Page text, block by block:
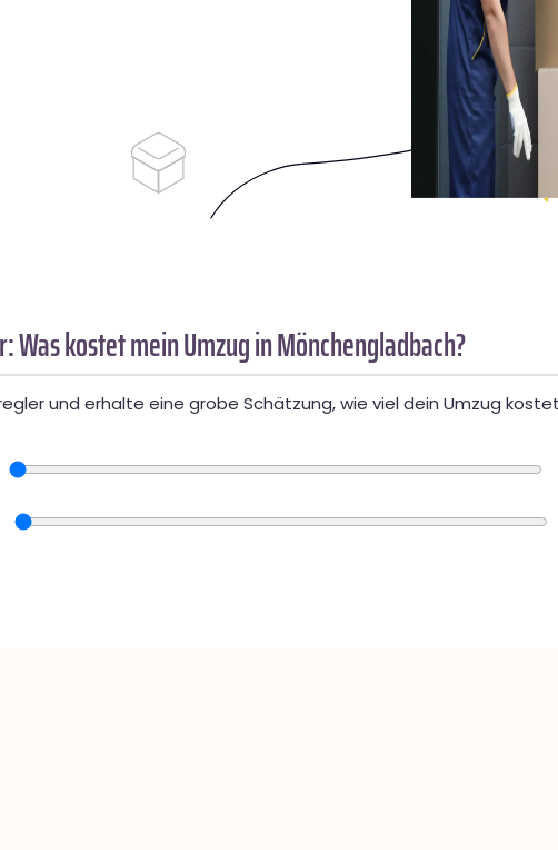
Was kostet mein Umzug in Mönchengladbach?
und erhalte eine grobe Schätzung, wie viel dein Umzug